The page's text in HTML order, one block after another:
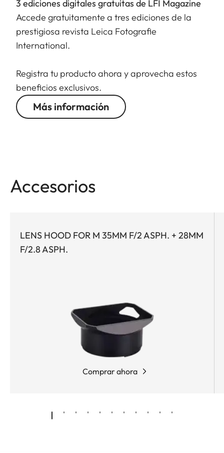
3 ediciones digitales gratuitas de LFI Magazine
Accede gratuitamente a tres ediciones de la
prestigiosa revista Leica Fotografie
International.
Registra tu producto ahora y aprovecha estos
beneficios exclusivos.
Más información
Accesorios
LENS HOOD FOR M 35MM F/2 ASPH. + 28MM
F/2.8 ASPH.
Comprar ahora